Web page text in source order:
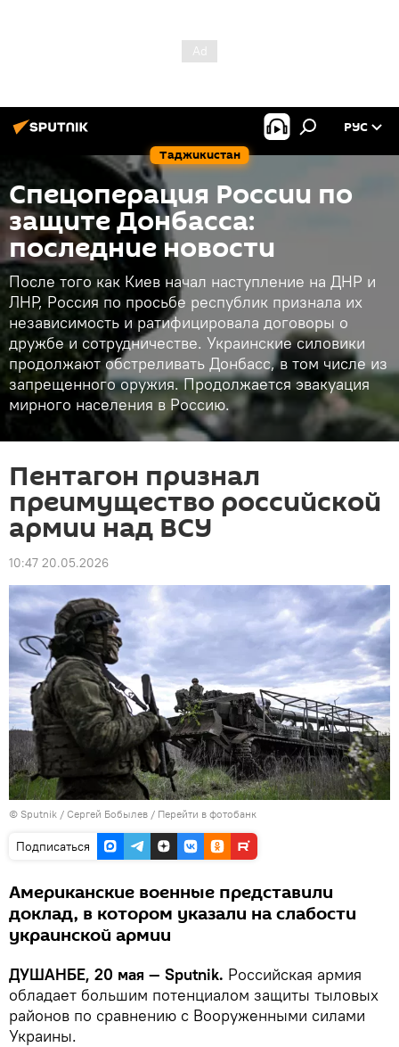
Таджикистан
РУС
Спецоперация России по
защите Донбасса:
последние новости
После того как Киев начал наступление на ДНР и
ЛНР, Россия по просьбе республик признала их
независимость и ратифицировала договоры о
дружбе и сотрудничестве. Украинские силовики
продолжают обстреливать Донбасс, в том числе из
запрещенного оружия. Продолжается эвакуация
мирного населения в Россию.
Пентагон признал
преимущество российской
армии над ВСУ
10:47 20.05.2026
© Sputnik / Сергей Бобылев / Перейти в фотобанк
Подписаться
Американские военные представили
доклад, в котором указали на слабости
украинской армии
ДУШАНБЕ, 20 мая — Sputnik. Российская армия
обладает большим потенциалом защиты тыловых
районов по сравнению с Вооруженными силами
Украины.